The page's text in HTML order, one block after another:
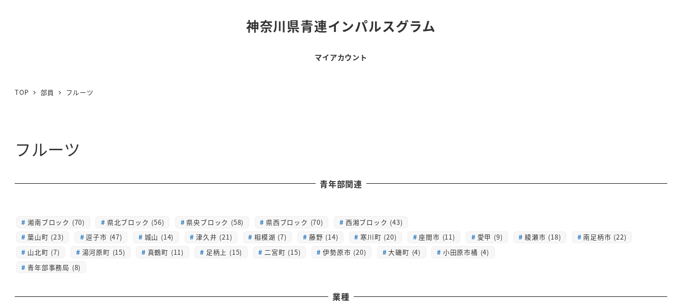
神奈川県青連インパルスグラム
マイアカウント
TOP 部員 フルーツ
フルーツ
青年部関連
湘南ブロック (70) 県北ブロック (56) 県央ブロック (58) 県西ブロック (70)
西湘ブロック (43)
葉山町 (23)
逗子市 (47) 城山 (14) 津久井 (21) 相模湖 (7) 藤野 (14) 寒川町 (20) 座間市 (11) 愛甲 (9) 綾瀬市 (18)
南足柄市 (22)
山北町 (7)
湯河原町 (15) 真鶴町 (11) 足柄上 (15) 二宮町 (15) 伊勢原市 (20) 大磯町 (4)
小田原市橘 (4)
青年部事務局 (8)
業種